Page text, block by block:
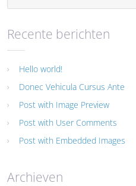
Recente berichten
Hello world!
Donec Vehicula Cursus Ante
Post with Image Preview
Post with User Comments
Post with Embedded Images
Archieven